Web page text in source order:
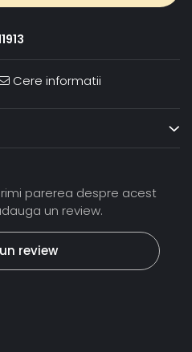
Cere informatii
parerea despre acest
un review.
review